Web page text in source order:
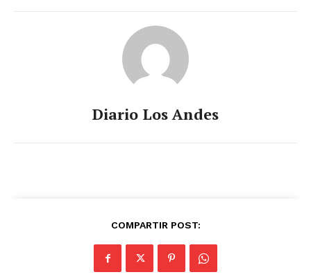
Diario Los Andes
COMPARTIR POST: